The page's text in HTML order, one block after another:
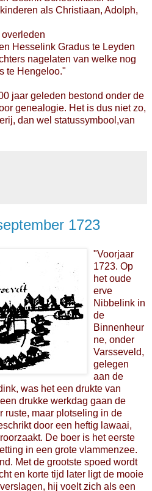
als Christiaan, Adolph,
Hesselink Gradus te Leyden
nagelaten van welke nog
te Hengeloo."
jaar geleden bestond onder de
genealogie. Het is dus niet zo,
dan wel statussymbool,van
1723
"Voorjaar
1723. Op
het oude
erve
Nibbelink in
de
Binnenheur
ne, onder
Varsseveld,
gelegen
aan de
was het een drukte van
drukke werkdag gaan de
ruste, maar plotseling in de
door een heftig lawaai,
De boer is het eerste
in een grote vlammenzee.
Met de grootste spoed wordt
en korte tijd later ligt de mooie
hij voelt zich als een